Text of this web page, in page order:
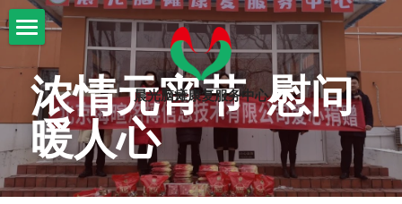
晨光脑瘫康复服务中心
关于我们
机构简介
信息公示
晨光康复
文化课程
脑瘫知识
浓情元宵节  慰问
暖人心